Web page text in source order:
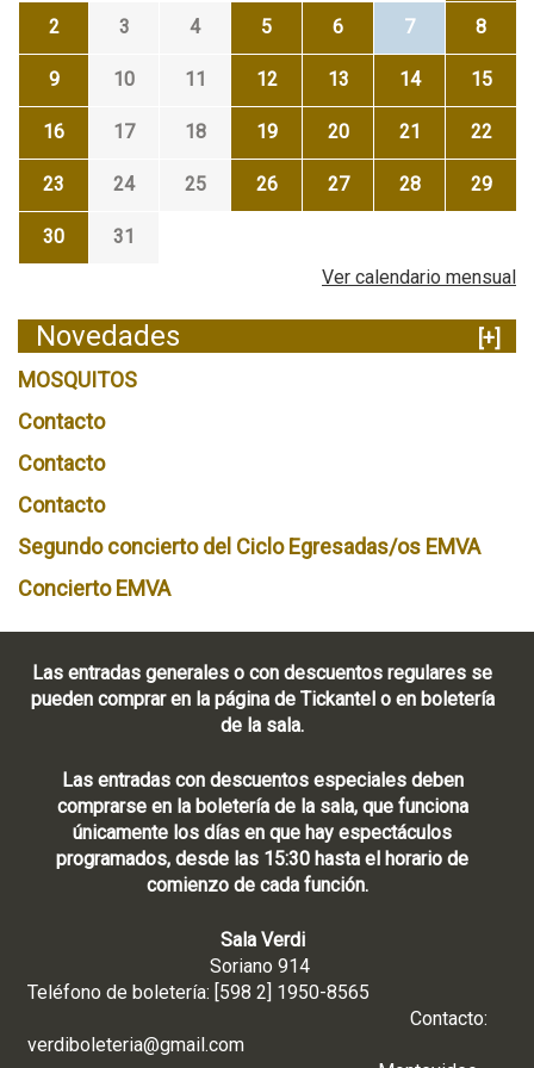
2 3 4 5 6 7 8
9 10 11 12 13 14 15
16 17 18 19 20 21 22
23 24 25 26 27 28 29
30
31
Ver calendario mensual
Novedades
[+]
MOSQUITOS
Contacto
Contacto
Contacto
Segundo concierto del Ciclo Egresadas/os EMVA
Concierto EMVA
Las entradas generales o con descuentos regulares se
pueden comprar en la página de Tickantel o en boletería
de la sala.
Las entradas con descuentos especiales deben
comprarse en la boletería de la sala, que funciona
únicamente los días en que hay espectáculos
programados, desde las 15:30 hasta el horario de
comienzo de cada función.
Sala Verdi
Soriano 914
Teléfono de boletería: [598 2] 1950-8565
Contacto:
verdiboleteria@gmail.com